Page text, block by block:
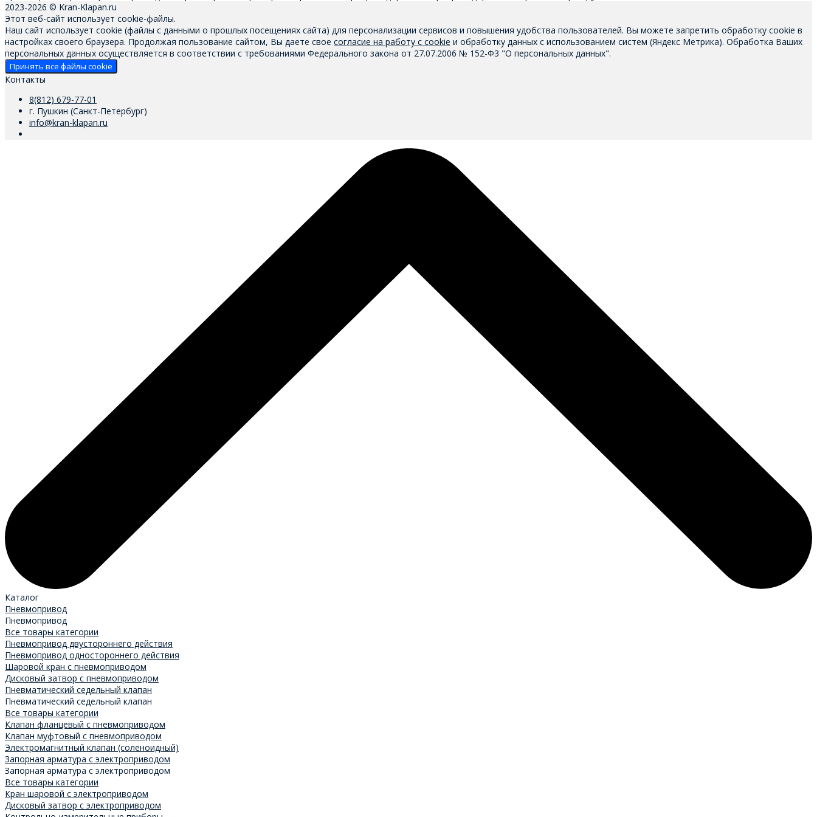
2023-2026 © Kran-Klapan.ru
Этот веб-сайт использует cookie-файлы.
Наш сайт использует cookie (файлы с данными о прошлых посещениях сайта) для персонализации сервисов и повышения удобства пользователей. Вы можете запретить обработку cookie в
настройках своего браузера. Продолжая пользование сайтом, Вы даете свое согласие на работу с cookie и обработку данных с использованием систем (Яндекс Метрика). Обработка Ваших
персональных данных осуществляется в соответствии с требованиями Федерального закона от 27.07.2006 № 152-Ф3 "О персональных данных".
Принять все файлы cookie
Контакты
8(812) 679-77-01
г. Пушкин (Санкт-Петербург)
info@kran-klapan.ru
Каталог
Пневмопривод
Пневмопривод
Все товары категории
Пневмопривод двустороннего действия
Пневмопривод одностороннего действия
Шаровой кран с пневмоприводом
Дисковый затвор с пневмоприводом
Пневматический седельный клапан
Пневматический седельный клапан
Все товары категории
Клапан фланцевый с пневмоприводом
Клапан муфтовый с пневмоприводом
Электромагнитный клапан (соленоидный)
Запорная арматура с электроприводом
Запорная арматура с электроприводом
Все товары категории
Кран шаровой с электроприводом
Дисковый затвор с электроприводом